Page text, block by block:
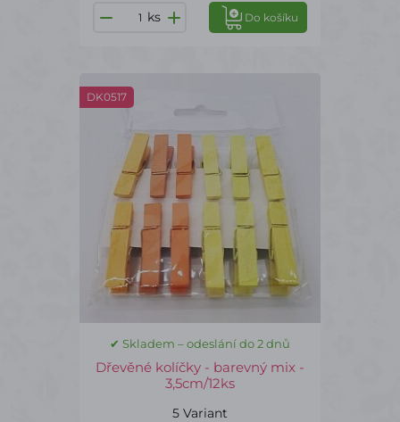
ks Do košíku
DK0517
✔ Skladem – odeslání do 2 dnů
Dřevěné kolíčky - barevný mix -
3,5cm/12ks
5 Variant